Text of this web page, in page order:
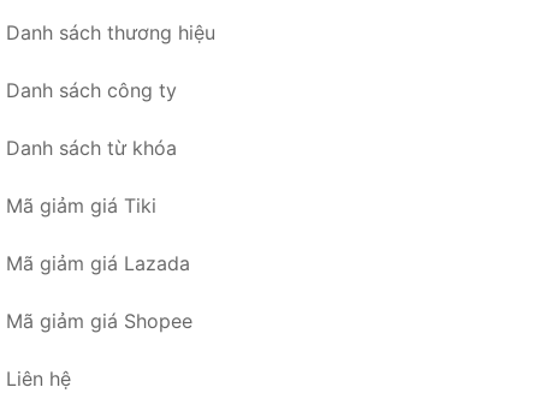
Danh sách thương hiệu
Danh sách công ty
Danh sách từ khóa
Mã giảm giá Tiki
Mã giảm giá Lazada
Mã giảm giá Shopee
Liên hệ